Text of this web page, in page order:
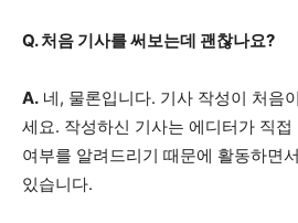
Q. 처음 기사를 써보는데 괜찮나요?
A. 네, 물론입니다. 기사 작성이 처음
세요. 작성하신 기사는 에디터가 직
여부를 알려드리기 때문에 활동하면
있습니다.